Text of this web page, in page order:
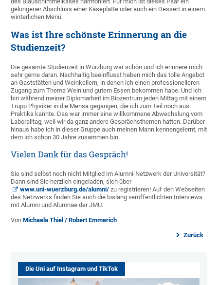
gelungener Abschluss einer Käseplatte oder auch ein Dessert in einem
winterlichen Menü.
Was ist Ihre schönste Erinnerung an die
Studienzeit?
Die gesamte Studienzeit in Würzburg war schön und ich erinnere mich
sehr gerne daran. Nachhaltig beeinflusst haben mich das tolle Angebot
an Gaststätten und Weinkellern, in denen ich einen professionelleren
Zugang zum Thema Wein und gutem Essen bekommen habe. Und ich
bin während meiner Diplomarbeit im Biozentrum jeden Mittag mit einem
Trupp Physiker in die Mensa gegangen, die ich zum Teil noch aus
Praktika kannte. Das war immer eine willkommene Abwechslung vom
Laboralltag, weil wir da ganz andere Gesprächsthemen hatten. Darüber
hinaus habe ich in dieser Gruppe auch meinen Mann kennengelernt, mit
dem ich schon 30 Jahre zusammen bin.
Vielen Dank für das Gespräch!
Sie sind selbst noch nicht Mitglied im Alumni-Netzwerk der Universität?
Dann sind Sie herzlich eingeladen, sich über
www.uni-wuerzburg.de/alumni/ zu registrieren! Auf den Webseiten
des Netzwerks finden Sie auch die bislang veröffentlichten Interviews
mit Alumni und Alumnae der JMU.
VonMichaela Thiel / Robert Emmerich
Zurück
Die Uni auf Instagram und TikTok